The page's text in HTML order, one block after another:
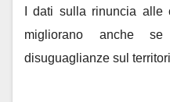
I dati sulla rinuncia
migliorano anche
disuguaglianze sul